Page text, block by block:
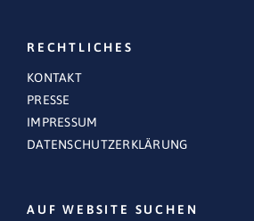
RECHTLICHES
KONTAKT
PRESSE
IMPRESSUM
DATENSCHUTZERKLÄRUNG
AUF WEBSITE SUCHEN